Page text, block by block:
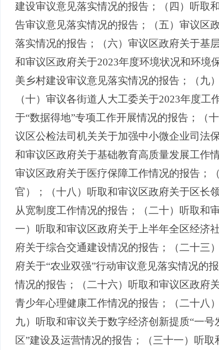
建设审议意见落实情况的报告 ；（四） 听取
告审议意见落实情况的报告 ；（五） 审议区
落实情况的报告 ；（六） 审议区政府关于基
和审议区政府关于2023年度环境状况和环境
美乡村建设审议意见落实情况的报告 ；（九
（十） 审议各街道人大工委关于2023年度工
于“数据得地”专项工作开展情况的报告；（
议区公检法司机关关于加强中小微企业司法
和审议区政府关于基础教育高质量发展工作
审议区政府关于医疗保障工作情况的报告 ；
官）；（十八）听取和审议区政府关于区长
从宽制度工作情况的报告；（二十）听取和
一） 听取和审议区政府关于上半年全区经济
府关于综合交通建设情况的报告 ；（二十三
府关于“农业双强”行动审议意见落实情况的
情况的报告 ；（二十六）听取和审议区政府
青少年心理健康工作情况的报告；（二十八
九） 听取和审议关于数字经济创新提质“一号
区”建设及运营情况的报告 ；（三十一） 听取